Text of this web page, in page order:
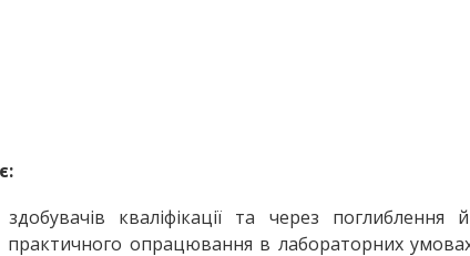
кваліфікації та через поглиблення й
практичного опрацювання в лабораторних